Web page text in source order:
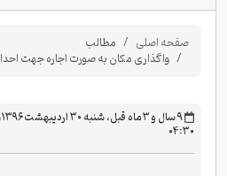
صفحه اصلی مطالب
واگذاری مکان به صورت اجاره جهت
‫۹
۰۴:۳۰